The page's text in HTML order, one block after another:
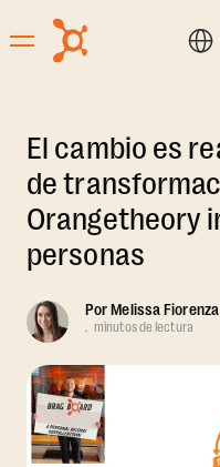
El cambio es
de
Orangetheory
personas
Por Melissa Fiorenza
. minutos de lectura